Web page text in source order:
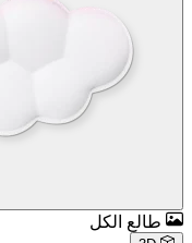
طالع الكل